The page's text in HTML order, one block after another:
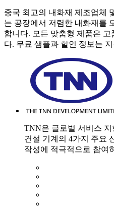
중국 최고의 내화재 제조업체
는 공장에서 저렴한 내화재를
합니다. 모든 맞춤형 제품은
다. 무료 샘플과 할인 정보는
TNN은 글로벌 서비스
건설 기계의 4가지 주요
작성에 적극적으로 참여